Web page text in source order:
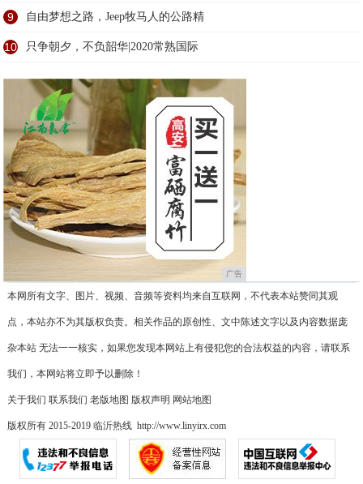
9 自由梦想之路，Jeep牧马人的公路精
10 只争朝夕，不负韶华|2020常熟国际
广告
本网所有文字、图片、视频、音频等资料均来自互联网，不代表本站赞同其观
点，本站亦不为其版权负责。相关作品的原创性、文中陈述文字以及内容数据庞
杂本站 无法一一核实，如果您发现本网站上有侵犯您的合法权益的内容，请联系
我们，本网站将立即予以删除！
关于我们 联系我们 老版地图 版权声明 网站地图
版权所有 2015-2019 临沂热线 http://www.linyirx.com